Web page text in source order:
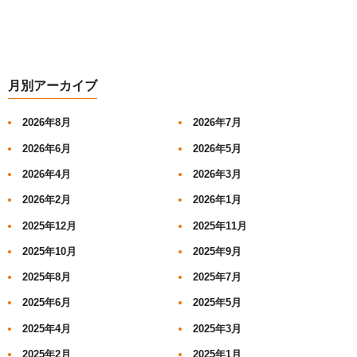
月別アーカイブ
2026年8月 2026年7月
2026年6月 2026年5月
2026年4月 2026年3月
2026年2月 2026年1月
2025年12月 2025年11月
2025年10月 2025年9月
2025年8月 2025年7月
2025年6月 2025年5月
2025年4月 2025年3月
2025年2月 2025年1月